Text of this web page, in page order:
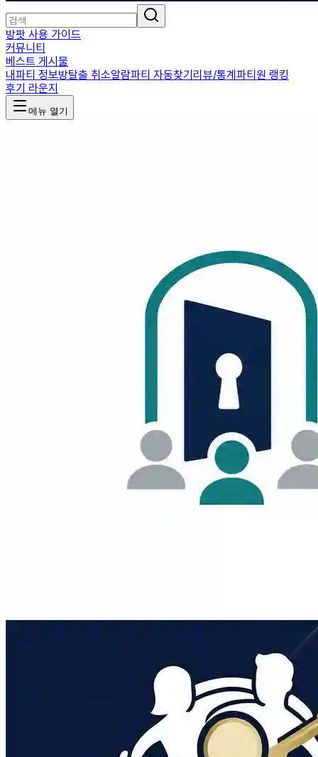
방팟 사용 가이드
커뮤니티
베스트 게시물
내파티 정보방탈출 취소알람파티 자동찾기리뷰/통계파티원 랭킹
후기 라운지
메뉴 열기